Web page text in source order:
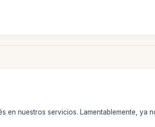
en nuestros servicios. Lamentablemente,